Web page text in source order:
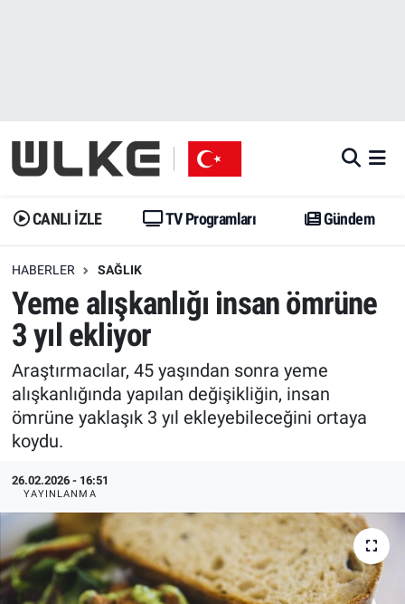
CANLI İZLE TV Programları Gündem
HABERLER SAĞLIK
Yeme alışkanlığı insan ömrüne
3 yıl ekliyor
Araştırmacılar, 45 yaşından sonra yeme
alışkanlığında yapılan değişikliğin, insan
ömrüne yaklaşık 3 yıl ekleyebileceğini ortaya
koydu.
26.02.2026 - 16:51
YAYINLANMA
Gündem
Dünya
Erişim Bilgileri
Ekonomi
Trend
Özel Haberler
Yazarlar
Gündem
Trend
Erişim Bilgileri
Spor
Ekonomi
Dünya
Medya
Özel Haberler
Kadın
İstanbul Namaz Vakitleri
Trafik Durumu
Erişim Bilgileri
Tüm Manşetler
Son Dakika Haberleri
Haber Arşivi